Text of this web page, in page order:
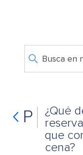
P
¿Qué
que
cena?